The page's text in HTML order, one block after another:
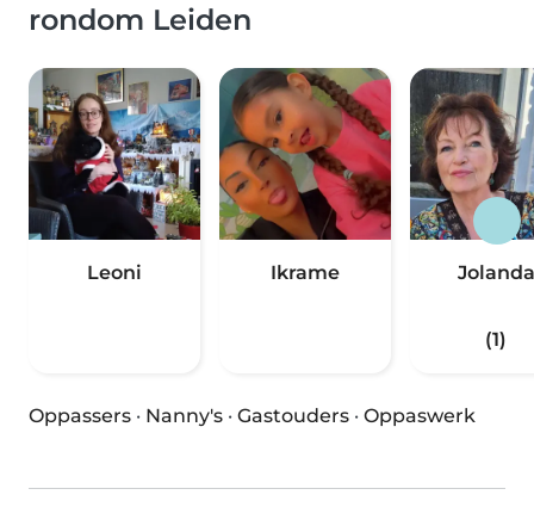
rondom Leiden
Leoni Ikrame Jolanda
(1)
Oppassers · Nanny's · Gastouders · Oppaswerk